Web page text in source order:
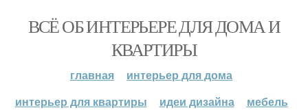
ВСЁ ОБ ИНТЕРЬЕРЕ ДЛЯ ДОМА И
КВАРТИРЫ
главная
интерьер для дома
интерьер для квартиры
идеи дизайна мебель